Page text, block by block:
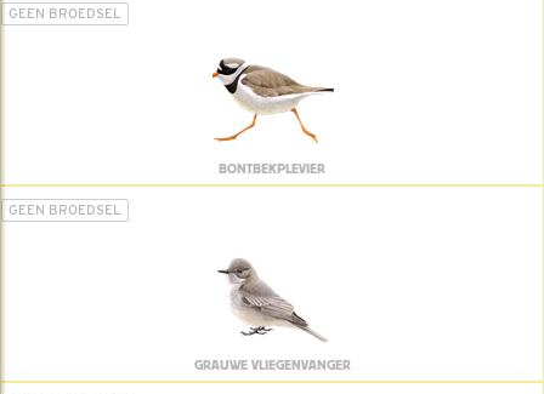
GEEN BROEDSEL
BONTBEKPLEVIER
GEEN BROEDSEL
GRAUWE VLIEGENVANGER